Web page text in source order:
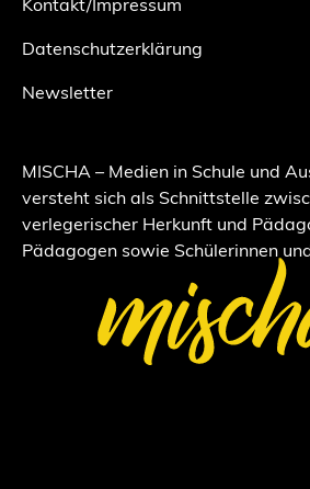
Kontakt/Impressum
Datenschutzerklärung
Newsletter
MISCHA – Medien in Schule und
versteht sich als Schnittstelle
verlegerischer Herkunft und
Pädagogen sowie Schülerinnen